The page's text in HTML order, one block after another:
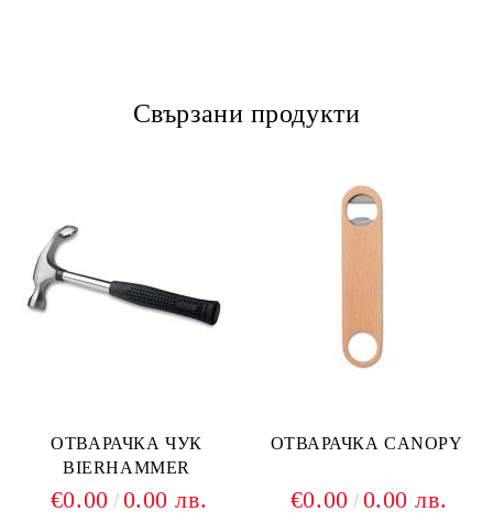
Свързани продукти
ОТВАРАЧКА ЧУК
BIERHAMMER
€0.00 0.00 лв.
ОТВАРАЧКА CANOPY
€0.00 0.00 лв.